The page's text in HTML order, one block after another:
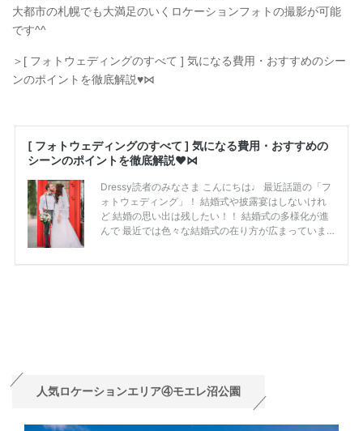
大都市の札幌でも大満足のいくロケーションフォトの撮影が可能
です^^
＞[ フォトウェディングのすべて ] 気になる費用・おすすめのシー
ンのポイントを徹底解説♥⋈
人気ロケーションエリア④モエレ沼公園